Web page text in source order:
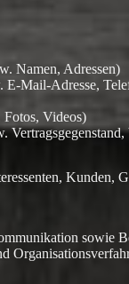
Namen, Adressen)
E-Mail-Adresse,
Fotos, Videos)
Vertragsgegenstand,
Kunden,
sowie